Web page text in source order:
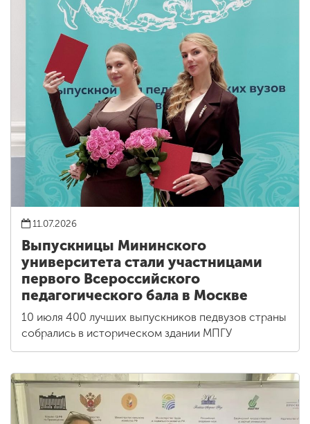
11.07.2026
Выпускницы Мининского
университета стали участницами
первого Всероссийского
педагогического бала в Москве
10 июля 400 лучших выпускников педвузов страны
собрались в историческом здании МПГУ